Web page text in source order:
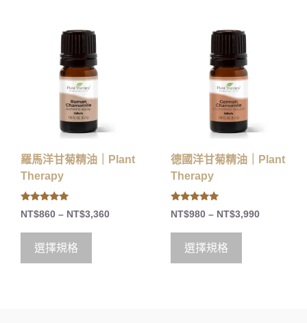
羅馬洋甘菊精油｜Plant
Therapy
5.00
out of 5
NT$860 – NT$3,360
選擇規格
德國洋甘菊精油｜Plant
Therapy
5.00
out of 5
NT$980 – NT$3,990
選擇規格